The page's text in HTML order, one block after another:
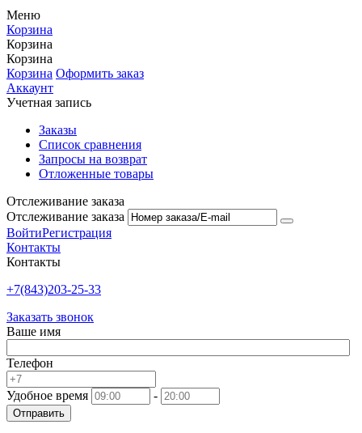
Меню
Корзина
Корзина
Корзина
Корзина Оформить заказ
Аккаунт
Учетная запись
Заказы
Список сравнения
Запросы на возврат
Отложенные товары
Отслеживание заказа
Отслеживание заказа
ВойтиРегистрация
Контакты
Контакты
+7(843)203-25-33
Заказать звонок
Ваше имя
Телефон
Удобное время -
Отправить